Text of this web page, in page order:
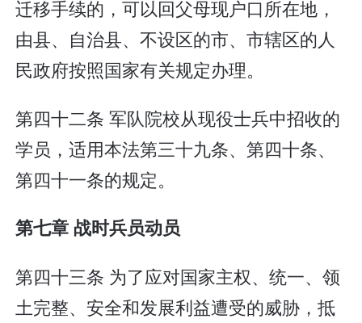
迁移手续的，可以回父母现户口所在地，
由县、自治县、不设区的市、市辖区的人
民政府按照国家有关规定办理。
第四十二条 军队院校从现役士兵中招收的
学员，适用本法第三十九条、第四十条、
第四十一条的规定。
第七章 战时兵员动员
第四十三条 为了应对国家主权、统一、领
土完整、安全和发展利益遭受的威胁，抵